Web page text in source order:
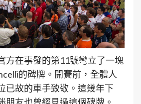
方在事發的第11號彎立了一塊
的碑牌。開賽前，全體人
已故的車手致敬。這幾年下